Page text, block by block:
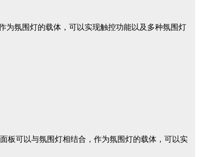
为氛围灯的载体，可以实现触控功能以及多种氛围灯
板可以与氛围灯相结合，作为氛围灯的载体，可以实